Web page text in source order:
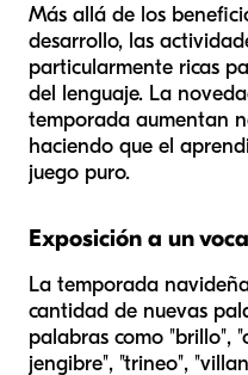
Más allá de los
desarrollo, las
particularmente ricas
del lenguaje. La
temporada aumentan
haciendo que el
juego puro.
Exposición a un
La temporada
cantidad de nuevas
palabras como "brillo",
jengibre", "trineo",